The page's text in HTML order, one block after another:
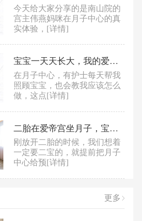
今天给大家分享的是南山院的
宫主伟燕妈咪在月子中心的真
实体验， [详情]
宝宝一天天长大，我的爱情才刚刚开始
在月子中心，有护士每天帮我
照顾宝宝，也会教我应该怎么
做，这点[详情]
二胎在爱帝宫坐月子，宝宝护理、妈妈身体恢复全都搞定！
刚放开二胎的时候，我们想着
一定要二宝的，就提前把月子
中心给预 [详情]
更多